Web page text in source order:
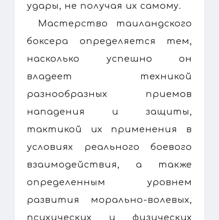
удары, не получая их самому.
Мастерство таиландского
боксера определяется тем,
насколько успешно он
владеет техникой
разнообразных приемов
нападения и защиты,
тактикой их применения в
условиях реального боевого
взаимодействия, а также
определенным уровнем
развития морально-волевых,
психических и физических